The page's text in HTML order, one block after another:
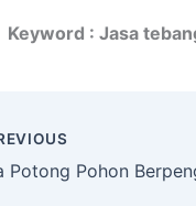
Keyword : Jasa